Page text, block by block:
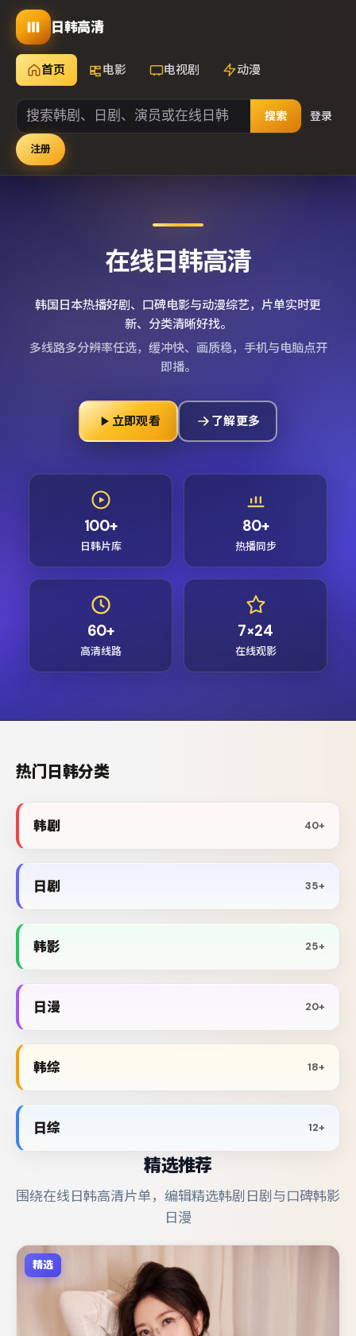
日韩高清
首页 电影 电视剧 动漫
搜索 登录
注册
在线日韩高清
韩国日本热播好剧、口碑电影与动漫综艺，片单实时更
新、分类清晰好找。
多线路多分辨率任选，缓冲快、画质稳，手机与电脑点开
即播。
立即观看 了解更多
100+
日韩片库
80+
热播同步
60+
高清线路
7×24
在线观影
热门日韩分类
韩剧 40+
日剧 35+
韩影 25+
日漫 20+
韩综 18+
日综 12+
精选推荐
围绕在线日韩高清片单，编辑精选韩剧日剧与口碑韩影
日漫
精选